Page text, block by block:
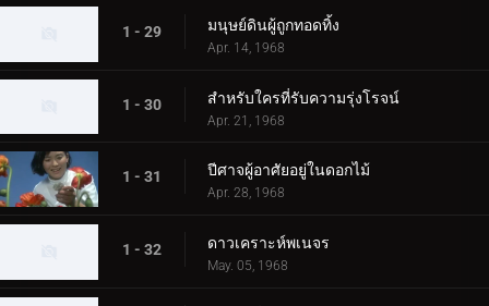
1 - 29 มนุษย์ดินผู้ถูกทอดทิ้ง
Apr. 14, 1968
1 - 30 สำหรับใครที่รับความรุ่งโรจน์
Apr. 21, 1968
1 - 31 ปีศาจผู้อาศัยอยู่ในดอกไม้
Apr. 28, 1968
1 - 32 ดาวเคราะห์พเนจร
May. 05, 1968